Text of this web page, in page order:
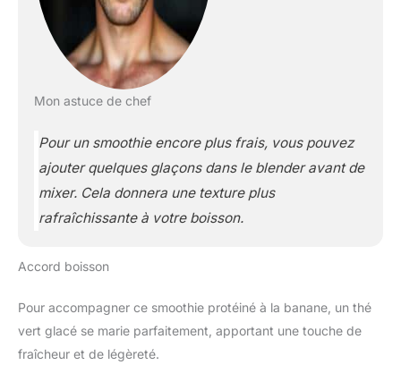
Mon astuce de chef
Pour un smoothie encore plus frais, vous pouvez
ajouter quelques glaçons dans le blender avant de
mixer. Cela donnera une texture plus
rafraîchissante à votre boisson.
Accord boisson
Pour accompagner ce smoothie protéiné à la banane, un thé
vert glacé se marie parfaitement, apportant une touche de
fraîcheur et de légèreté.